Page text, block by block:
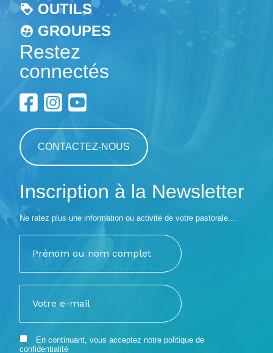
OUTILS
GROUPES
Restez
connectés
CONTACTEZ-NOUS
Inscription à la Newsletter
Ne ratez plus une information ou activité de votre pastorale...
En continuant, vous acceptez notre politique de
confidentialité